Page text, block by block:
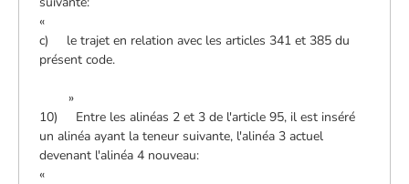
«
c) le trajet en relation avec les articles 341 et 385 du
présent code.
»
10) Entre les alinéas 2 et 3 de l'article 95, il est inséré
un alinéa ayant la teneur suivante, l'alinéa 3 actuel
devenant l'alinéa 4 nouveau:
«